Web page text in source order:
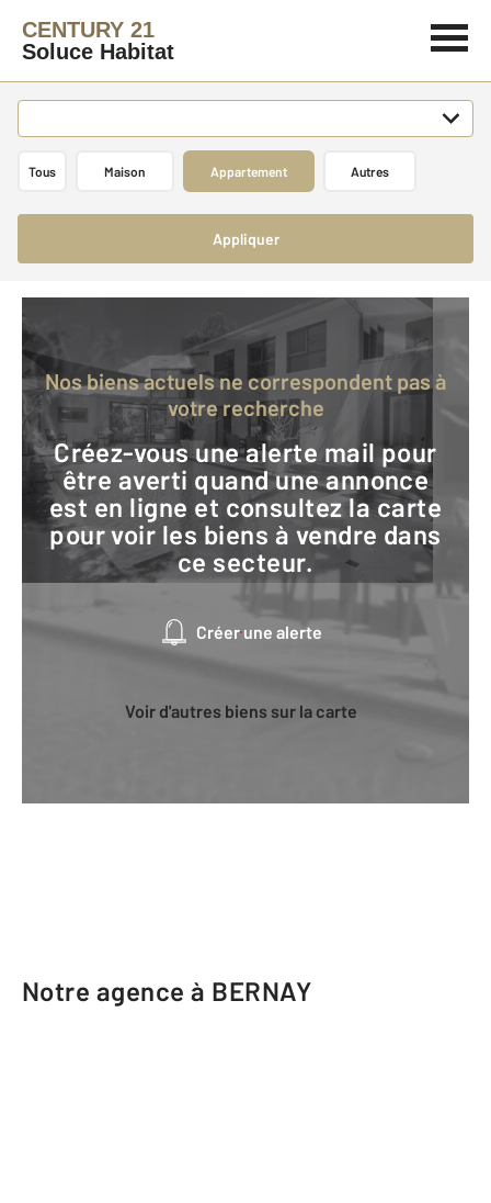
CENTURY 21
Soluce Habitat
Tous Maison Appartement Autres
Appliquer
Nos biens actuels ne correspondent pas à
votre recherche
Créez-vous une alerte mail pour
être averti quand une annonce
est en ligne et consultez la carte
pour voir les biens à vendre dans
ce secteur.
Créer une alerte
Voir d'autres biens sur la carte
Notre agence à BERNAY